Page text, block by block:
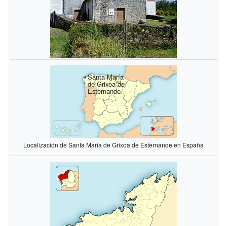
Santa María
de Grixoa de
Esternande
Localización de Santa María de Grixoa de Esternande en España